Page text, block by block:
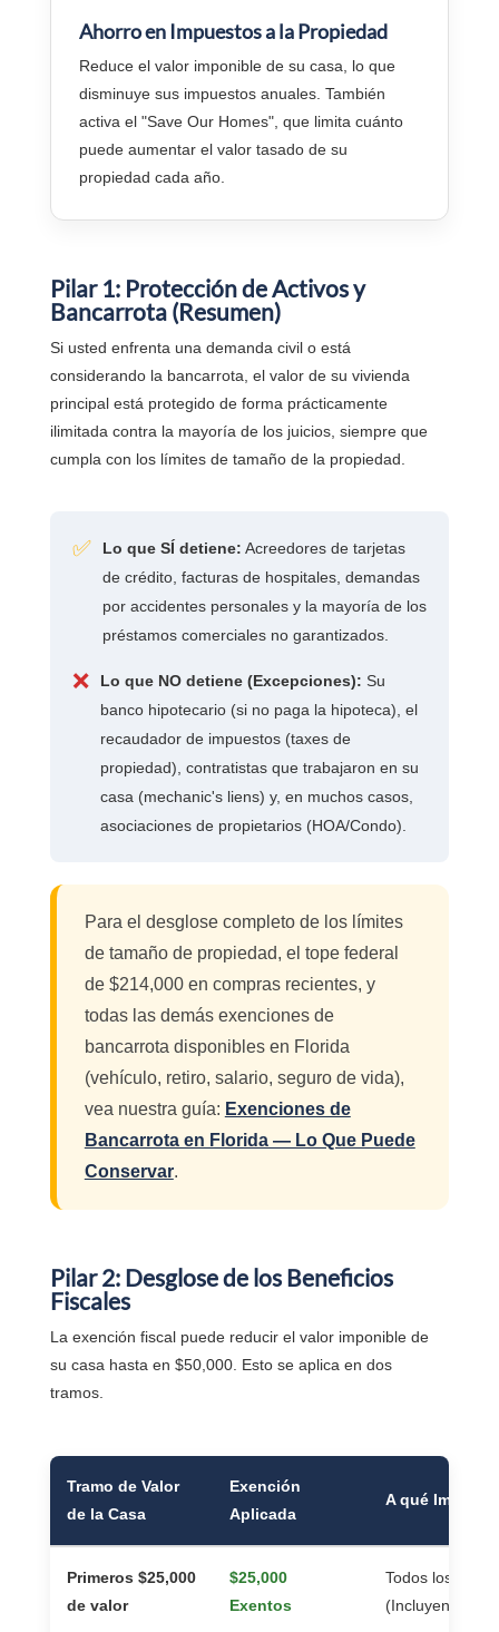
Ahorro en Impuestos a la Propiedad
Reduce el valor imponible de su casa, lo que
disminuye sus impuestos anuales. También
activa el "Save Our Homes", que limita cuánto
puede aumentar el valor tasado de su
propiedad cada año.
Pilar 1: Protección de Activos y
Bancarrota (Resumen)
Si usted enfrenta una demanda civil o está
considerando la bancarrota, el valor de su vivienda
principal está protegido de forma prácticamente
ilimitada contra la mayoría de los juicios, siempre que
cumpla con los límites de tamaño de la propiedad.
✅ Lo que SÍ detiene: Acreedores de tarjetas
de crédito, facturas de hospitales, demandas
por accidentes personales y la mayoría de los
préstamos comerciales no garantizados.
❌ Lo que NO detiene (Excepciones): Su
banco hipotecario (si no paga la hipoteca), el
recaudador de impuestos (taxes de
propiedad), contratistas que trabajaron en su
casa (mechanic's liens) y, en muchos casos,
asociaciones de propietarios (HOA/Condo).
Para el desglose completo de los límites
de tamaño de propiedad, el tope federal
de $214,000 en compras recientes, y
todas las demás exenciones de
bancarrota disponibles en Florida
(vehículo, retiro, salario, seguro de vida),
vea nuestra guía: Exenciones de
Bancarrota en Florida — Lo Que Puede
Conservar.
Pilar 2: Desglose de los Beneficios
Fiscales
La exención fiscal puede reducir el valor imponible de
su casa hasta en $50,000. Esto se aplica en dos
tramos.
Tramo de Valor
de la Casa
Exención
Aplicada
A qué
Primeros $25,000
de valor
$25,000
Exentos
Todos los
(Incluyendo